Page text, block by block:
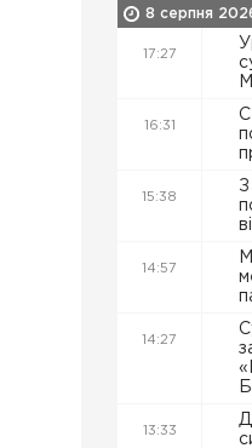
8 серпня
17:27
16:31
15:38
З
14:57
14:27
13:33